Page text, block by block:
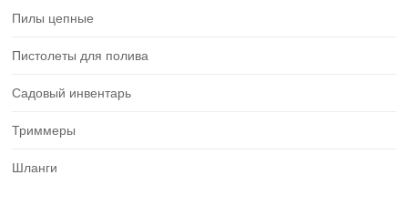
Пилы цепные
Пистолеты для полива
Садовый инвентарь
Триммеры
Шланги